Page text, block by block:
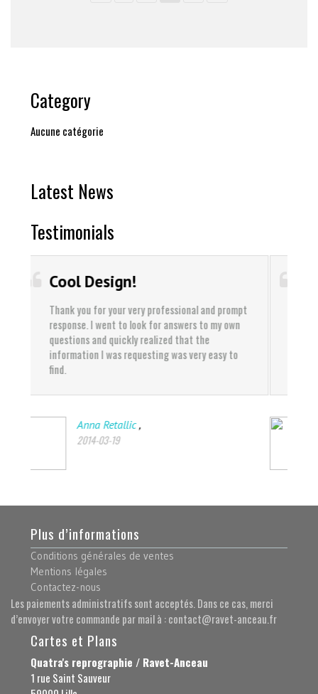
Category
Aucune catégorie
Latest News
Testimonials
Best Service!
Thank you for your very professional and prompt
response. I went to look for answers to my own
questions and quickly realized that the
information I was requesting was very easy to
Jake Suasoo
2014-05-03
Plus d’informations
Conditions générales de ventes
Mentions légales
Contactez-nous
Les paiements administratifs sont acceptés. Dans ce cas, merci
d’envoyer votre commande par mail à : contact@ravet-anceau.fr
Cartes et Plans
Quatra's reprographie / Ravet-Anceau
1 rue Saint Sauveur